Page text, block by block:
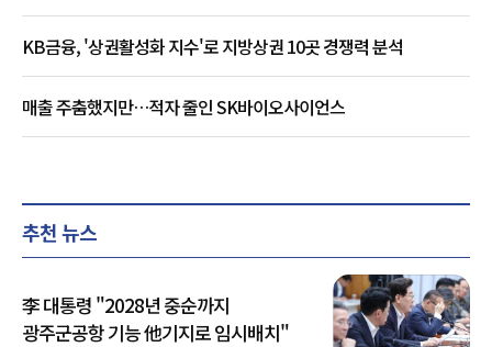
KB금융, '상권활성화 지수'로 지방상권 10곳 경쟁력 분석
매출 주춤했지만…적자 줄인 SK바이오사이언스
추천 뉴스
李 대통령 "2028년 중순까지
광주군공항 기능 他기지로 임시배치"